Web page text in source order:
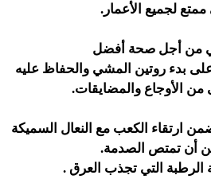
لجميع الأعمار.
من أجل صحة أفضل
بدء روتين المشي والحفاظ عليه
من الأوجاع والمضايقات.
ارتقاء الكعب مع النعال السميكة
أن تمتص الصدمة.
الرطبة التي تجذب العرق .